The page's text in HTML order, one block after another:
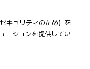
キュリティのため）を
ーションを提供してい